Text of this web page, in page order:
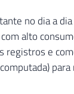
no dia a
alto
registros e